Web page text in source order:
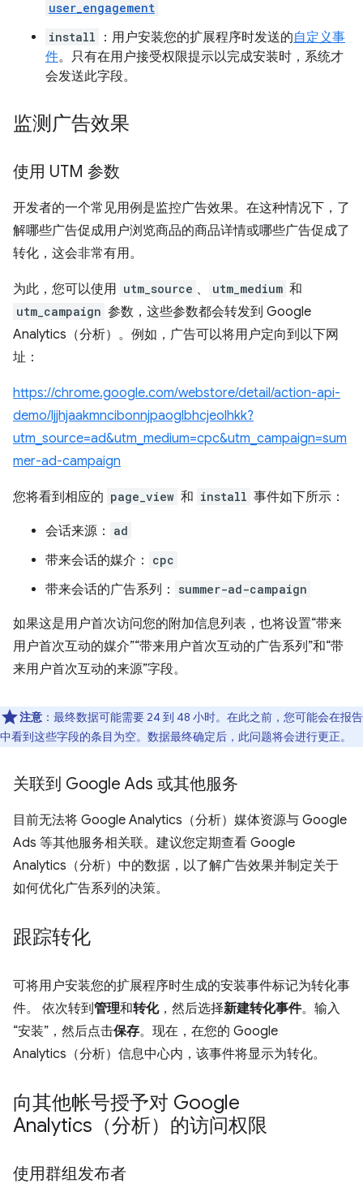
user_engagement
install
：用户安装您的扩展程序时发送的自定义事
件。只有在用户接受权限提示以完成安装时，系统才
会发送此字段。
监测广告效果
使用 UTM 参数
开发者的一个常见用例是监控广告效果。在这种情况下，了
解哪些广告促成用户浏览商品的商品详情或哪些广告促成了
转化，这会非常有用。
为此，您可以使用 utm_source 、 utm_medium 和
utm_campaign 参数，这些参数都会转发到 Google
Analytics（分析）。例如，广告可以将用户定向到以下网
址：
https://chrome.google.com/webstore/detail/action-api-
demo/ljjhjaakmncibonnjpaoglbhcjeolhkk?
utm_source=ad&utm_medium=cpc&utm_campaign=sum
mer-ad-campaign
您将看到相应的 page_view 和 install 事件如下所示：
会话来源： ad
带来会话的媒介： cpc
带来会话的广告系列： summer-ad-campaign
如果这是用户首次访问您的附加信息列表，也将设置“带来
用户首次互动的媒介”“带来用户首次互动的广告系列”和“带
来用户首次互动的来源”字段。
注意 ：最终数据可能需要 24 到 48 小时。在此之前，您可能会在报告
中看到这些字段的条目为空。数据最终确定后，此问题将会进行更正。
关联到 Google Ads 或其他服务
目前无法将 Google Analytics（分析）媒体资源与 Google
Ads 等其他服务相关联。建议您定期查看 Google
Analytics（分析）中的数据，以了解广告效果并制定关于
如何优化广告系列的决策。
跟踪转化
可将用户安装您的扩展程序时生成的安装事件标记为转化事
件。 依次转到管理和转化，然后选择新建转化事件。输入
“安装”，然后点击保存。现在，在您的 Google
Analytics（分析）信息中心内，该事件将显示为转化。
向其他帐号授予对 Google
Analytics（分析）的访问权限
使用群组发布者